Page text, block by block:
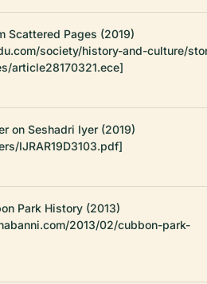
Scattered Pages (2019)
society/history-and-culture/
article28170321.ece]
on Seshadri Iyer (2019)
IJRAR19D3103.pdf]
Park History (2013)
2013/02/cubbon-park-